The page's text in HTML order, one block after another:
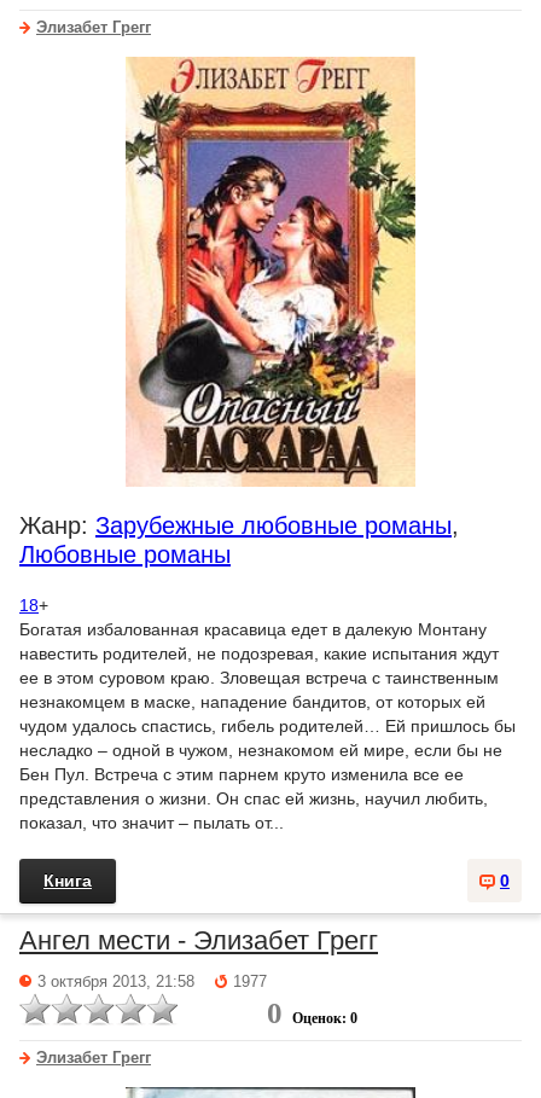
Элизабет Грегг
Жанр: Зарубежные любовные романы,
Любовные романы
18+
Богатая избалованная красавица едет в далекую Монтану
навестить родителей, не подозревая, какие испытания ждут
ее в этом суровом краю. Зловещая встреча с таинственным
незнакомцем в маске, нападение бандитов, от которых ей
чудом удалось спастись, гибель родителей… Ей пришлось бы
несладко – одной в чужом, незнакомом ей мире, если бы не
Бен Пул. Встреча с этим парнем круто изменила все ее
представления о жизни. Он спас ей жизнь, научил любить,
показал, что значит – пылать от...
0
Книга
Ангел мести - Элизабет Грегг
3 октября 2013, 21:58 1977
0 Оценок: 0
Элизабет Грегг